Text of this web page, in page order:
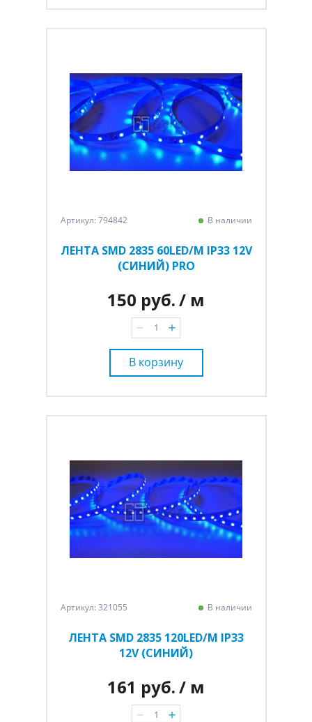
Артикул: 794842 В наличии
ЛЕНТА SMD 2835 60LED/M IP33 12V
(СИНИЙ) PRO
150 руб./ м
В корзину
Артикул: 321055 В наличии
ЛЕНТА SMD 2835 120LED/M IP33
12V (СИНИЙ)
161 руб./ м